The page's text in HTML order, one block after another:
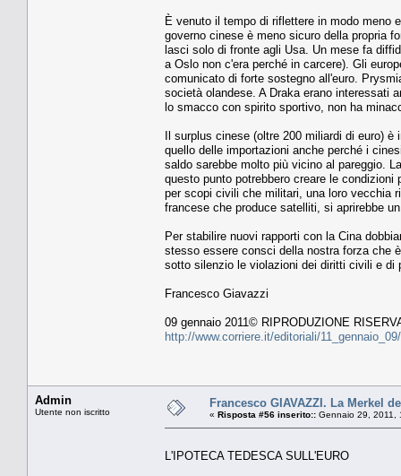
È venuto il tempo di riflettere in modo meno
governo cinese è meno sicuro della propria
lasci solo di fronte agli Usa. Un mese fa
a Oslo non c'era perché in carcere). Gli
comunicato di forte sostegno all'euro.
società olandese. A Draka erano interessati
lo smacco con spirito sportivo, non ha
Il surplus cinese (oltre 200 miliardi di euro)
quello delle importazioni anche perché i
saldo sarebbe molto più vicino al pareggio.
questo punto potrebbero creare le
per scopi civili che militari, una loro vecchia
francese che produce satelliti, si aprirebbe
Per stabilire nuovi rapporti con la Cina
stesso essere consci della nostra forza che
sotto silenzio le violazioni dei diritti civili e di
Francesco Giavazzi
09 gennaio 2011© RIPRODUZIONE
http://www.corriere.it/editoriali/
Admin
Utente non iscritto
Francesco GIAVAZZI. La Merkel
« Risposta #56 inserito:: Gennaio 29, 2011,
L'IPOTECA TEDESCA SULL'EURO